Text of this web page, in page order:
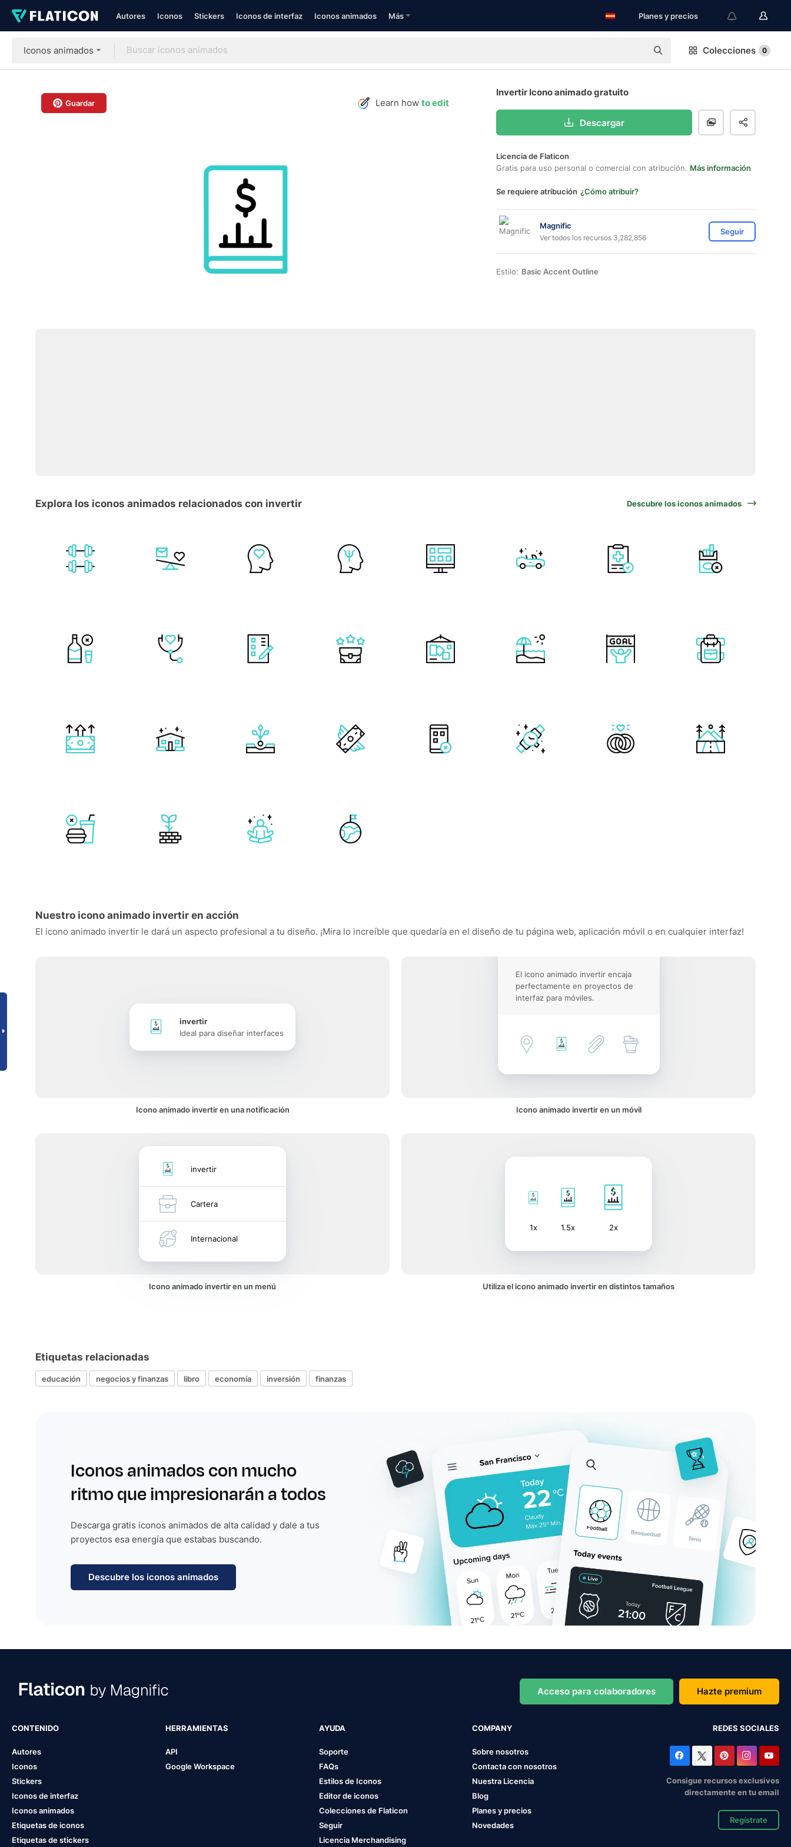
Autores Iconos Stickers Iconos de interfaz Iconos animados Más Planes y precios
Iconos animados Colecciones 0
Guardar Learn how to edit
Invertir Icono animado gratuito
Descargar
Licencia de Flaticon
Gratis para uso personal o comercial con atribución. Más información
Se requiere atribución ¿Cómo atribuir?
Magnific
Ver todos los recursos 3,282,856
Seguir
Estilo: Basic Accent Outline
Explora los iconos animados relacionados con invertir Descubre los iconos animados
Nuestro icono animado invertir en acción
El icono animado invertir le dará un aspecto profesional a tu diseño. ¡Mira lo increíble que quedaría en el diseño de tu página web, aplicación móvil o en cualquier interfaz!
invertir
Ideal para diseñar interfaces
Icono animado invertir en una notificación
El icono animado invertir encaja
perfectamente en proyectos de
interfaz para móviles.
Icono animado invertir en un móvil
invertir
Cartera
Internacional
Icono animado invertir en un menú
1x 1.5x 2x
Utiliza el icono animado invertir en distintos tamaños
Etiquetas relacionadas
educación negocios y finanzas libro economía inversión finanzas
Iconos animados con mucho
ritmo que impresionarán a todos
Descarga gratis iconos animados de alta calidad y dale a tus
proyectos esa energía que estabas buscando.
Descubre los iconos animados
Acceso para colaboradores Hazte premium
CONTENIDO
Autores
Iconos
Stickers
Iconos de interfaz
Iconos animados
Etiquetas de iconos
Etiquetas de stickers
HERRAMIENTAS
API
Google Workspace
AYUDA
Soporte
FAQs
Estilos de Iconos
Editor de iconos
Colecciones de Flaticon
Seguir
Licencia Merchandising
COMPANY
Sobre nosotros
Contacta con nosotros
Nuestra Licencia
Blog
Planes y precios
Novedades
REDES SOCIALES
Consigue recursos exclusivos
directamente en tu email
Regístrate